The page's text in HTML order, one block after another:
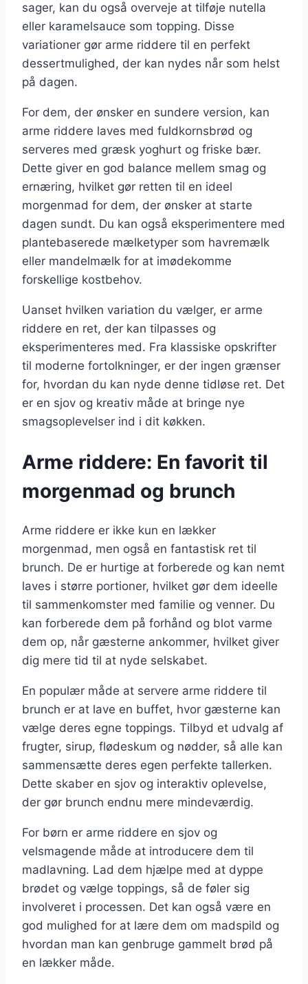
sager, kan du også overveje at tilføje nutella
eller karamelsauce som topping. Disse
variationer gør arme riddere til en perfekt
dessertmulighed, der kan nydes når som helst
på dagen.
For dem, der ønsker en sundere version, kan
arme riddere laves med fuldkornsbrød og
serveres med græsk yoghurt og friske bær.
Dette giver en god balance mellem smag og
ernæring, hvilket gør retten til en ideel
morgenmad for dem, der ønsker at starte
dagen sundt. Du kan også eksperimentere med
plantebaserede mælketyper som havremælk
eller mandelmælk for at imødekomme
forskellige kostbehov.
Uanset hvilken variation du vælger, er arme
riddere en ret, der kan tilpasses og
eksperimenteres med. Fra klassiske opskrifter
til moderne fortolkninger, er der ingen grænser
for, hvordan du kan nyde denne tidløse ret. Det
er en sjov og kreativ måde at bringe nye
smagsoplevelser ind i dit køkken.
Arme riddere: En favorit til
morgenmad og brunch
Arme riddere er ikke kun en lækker
morgenmad, men også en fantastisk ret til
brunch. De er hurtige at forberede og kan nemt
laves i større portioner, hvilket gør dem ideelle
til sammenkomster med familie og venner. Du
kan forberede dem på forhånd og blot varme
dem op, når gæsterne ankommer, hvilket giver
dig mere tid til at nyde selskabet.
En populær måde at servere arme riddere til
brunch er at lave en buffet, hvor gæsterne kan
vælge deres egne toppings. Tilbyd et udvalg af
frugter, sirup, flødeskum og nødder, så alle kan
sammensætte deres egen perfekte tallerken.
Dette skaber en sjov og interaktiv oplevelse,
der gør brunch endnu mere mindeværdig.
For børn er arme riddere en sjov og
velsmagende måde at introducere dem til
madlavning. Lad dem hjælpe med at dyppe
brødet og vælge toppings, så de føler sig
involveret i processen. Det kan også være en
god mulighed for at lære dem om madspild og
hvordan man kan genbruge gammelt brød på
en lækker måde.